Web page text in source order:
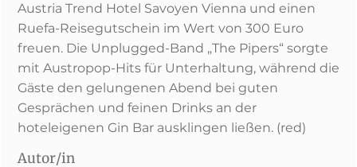
Austria Trend Hotel Savoyen Vienna und einen
Ruefa-Reisegutschein im Wert von 300 Euro
freuen. Die Unplugged-Band „The Pipers“ sorgte
mit Austropop-Hits für Unterhaltung, während die
Gäste den gelungenen Abend bei guten
Gesprächen und feinen Drinks an der
hoteleigenen Gin Bar ausklingen ließen. (red)
Autor/in